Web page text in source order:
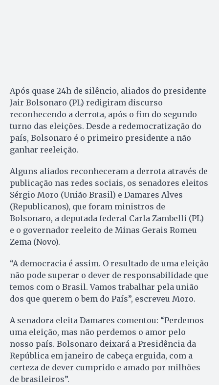
Após quase 24h de silêncio, aliados do presidente
Jair Bolsonaro (PL) redigiram discurso
reconhecendo a derrota, após o fim do segundo
turno das eleições. Desde a redemocratização do
país, Bolsonaro é o primeiro presidente a não
ganhar reeleição.
Alguns aliados reconheceram a derrota através de
publicação nas redes sociais, os senadores eleitos
Sérgio Moro (União Brasil) e Damares Alves
(Republicanos), que foram ministros de
Bolsonaro, a deputada federal Carla Zambelli (PL)
e o governador reeleito de Minas Gerais Romeu
Zema (Novo).
“A democracia é assim. O resultado de uma eleição
não pode superar o dever de responsabilidade que
temos com o Brasil. Vamos trabalhar pela união
dos que querem o bem do País”, escreveu Moro.
A senadora eleita Damares comentou: “Perdemos
uma eleição, mas não perdemos o amor pelo
nosso país. Bolsonaro deixará a Presidência da
República em janeiro de cabeça erguida, com a
certeza de dever cumprido e amado por milhões
de brasileiros”.